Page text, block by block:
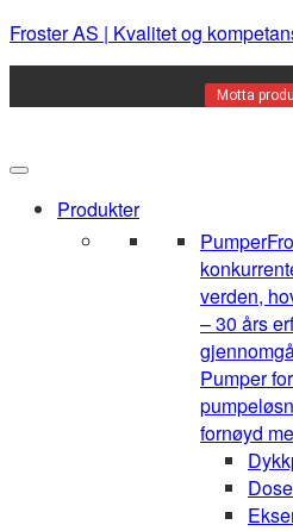
Froster AS | Kvalitet og
Motta
Produkter
Pumper
verden,
– 30 års
Pumper
fornøyd